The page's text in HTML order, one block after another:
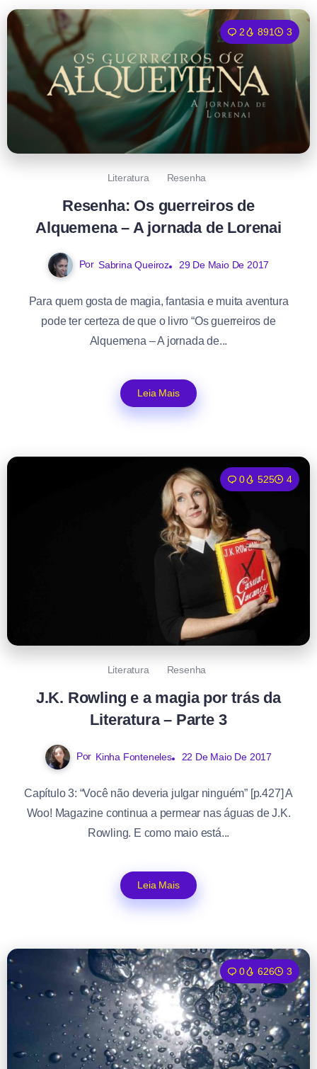
2 891 3
Literatura Resenha
Resenha: Os guerreiros de
Alquemena – A jornada de Lorenai
Por Sabrina Queiroz 29 De Maio De 2017
Para quem gosta de magia, fantasia e muita aventura
pode ter certeza de que o livro “Os guerreiros de
Alquemena – A jornada de...
Leia Mais
0 525 4
Literatura Resenha
J.K. Rowling e a magia por trás da
Literatura – Parte 3
Por Kinha Fonteneles 22 De Maio De 2017
Capítulo 3: “Você não deveria julgar ninguém” [p.427] A
Woo! Magazine continua a permear nas águas de J.K.
Rowling. E como maio está...
Leia Mais
0 626 3